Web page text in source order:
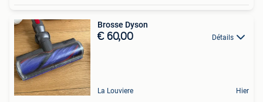
Brosse Dyson
€ 60,00 Détails
La Louviere Hier